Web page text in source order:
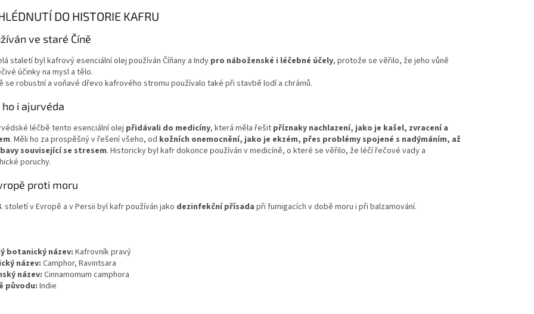
DO HISTORIE KAFRU
ve staré Číně
staletí byl kafrový esenciální olej používán Číňany a Indy pro náboženské i léčebné účely, protože se věřilo, že jeho vůně
účinky na mysl a tělo.
se robustní a voňavé dřevo kafrového stromu používalo také při stavbě lodí a chrámů.
ho i ajurvéda
léčbě tento esenciální olej přidávali do medicíny, která měla řešit příznaky nachlazení, jako je kašel, zvracení a
. Měli ho za prospěšný v řešení všeho, od kožních onemocnění, jako je ekzém, přes problémy spojené s nadýmáním, až
související se stresem. Historicky byl kafr dokonce používán v medicíně, o které se věřilo, že léčí řečové vady a
poruchy.
proti moru
století v Evropě a v Persii byl kafr používán jako dezinfekční přísada při fumigacích v době moru i při balzamování.
botanický název: Kafrovník pravý
název: Camphor, Ravintsara
název:Cinnamomum camphora
původu:Indie